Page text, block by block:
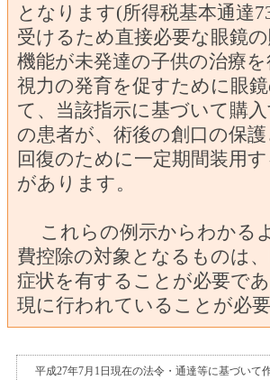
となります(所得税基本通達
受けるため直接必要な眼鏡
機能が未発達の子供の治療
視力の発育を促すために眼
て、当該指示に基づいて購
の患者が、術後の創口の保
回復のために一定期間装用
があります。
これらの例示からわかる
費控除の対象となるものは
症状を有することが必要で
現に行われていることが必要
平成27年7月1日現在の法令・通達等に基づいて